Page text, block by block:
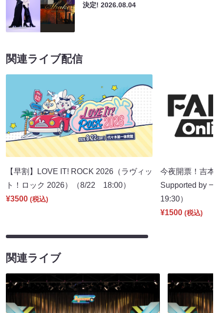
決定!2026.08.04
関連ライブ配信
【早割】LOVE IT! ROCK 2026（ラヴィッ
ト！ロック 2026）（8/22 18:00）
¥3500 (税込)
今夜開票！吉本
Supported by
19:30）
¥1500 (税込)
関連ライブ